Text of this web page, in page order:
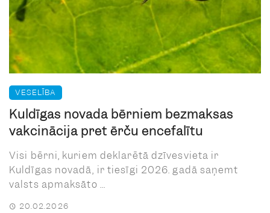
VESELĪBA
Kuldīgas novada bērniem bezmaksas
vakcinācija pret ērču encefalītu
Visi bērni, kuriem deklarētā dzīvesvieta ir
Kuldīgas novadā, ir tiesīgi 2026. gadā saņemt
valsts apmaksāto ...
20.02.2026